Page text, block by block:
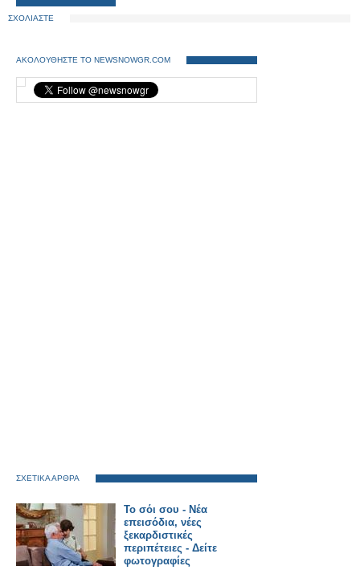
ΣΧΟΛΙΑΣΤΕ
ΑΚΟΛΟΥΘΗΣΤΕ ΤΟ NEWSNOWGR.COM
ΣΧΕΤΙΚΑ ΑΡΘΡΑ
Το σόι σου - Νέα
επεισόδια, νέες
ξεκαρδιστικές
περιπέτειες - Δείτε
φωτογραφίες